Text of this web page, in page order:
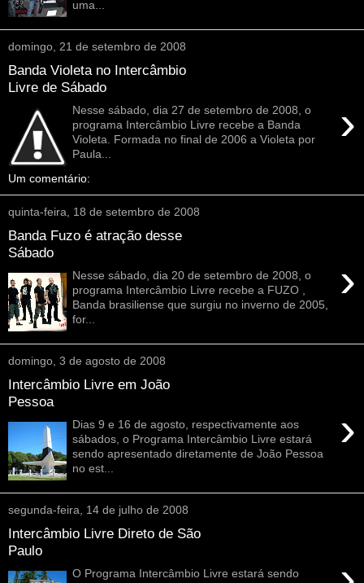
uma...
domingo, 21 de setembro de 2008
Banda Violeta no Intercâmbio
Livre de Sábado
›
Nesse sábado, dia 27 de setembro de 2008, o
programa Intercâmbio Livre recebe a Banda
Violeta. Formada no final de 2006 a Violeta por
Paula...
Um comentário:
quinta-feira, 18 de setembro de 2008
Banda Fuzo é atração desse
Sábado
›
Nesse sábado, dia 20 de setembro de 2008, o
programa Intercâmbio Livre recebe a FUZO ,
Banda brasiliense que surgiu no inverno de 2005,
for...
domingo, 3 de agosto de 2008
Intercâmbio Livre em João
Pessoa
›
Dias 9 e 16 de agosto, respectivamente aos
sábados, o Programa Intercâmbio Livre estará
sendo apresentado diretamente de João Pessoa
no est...
segunda-feira, 14 de julho de 2008
Intercâmbio Livre Direto de São
Paulo
O Programa Intercâmbio Livre estará sendo